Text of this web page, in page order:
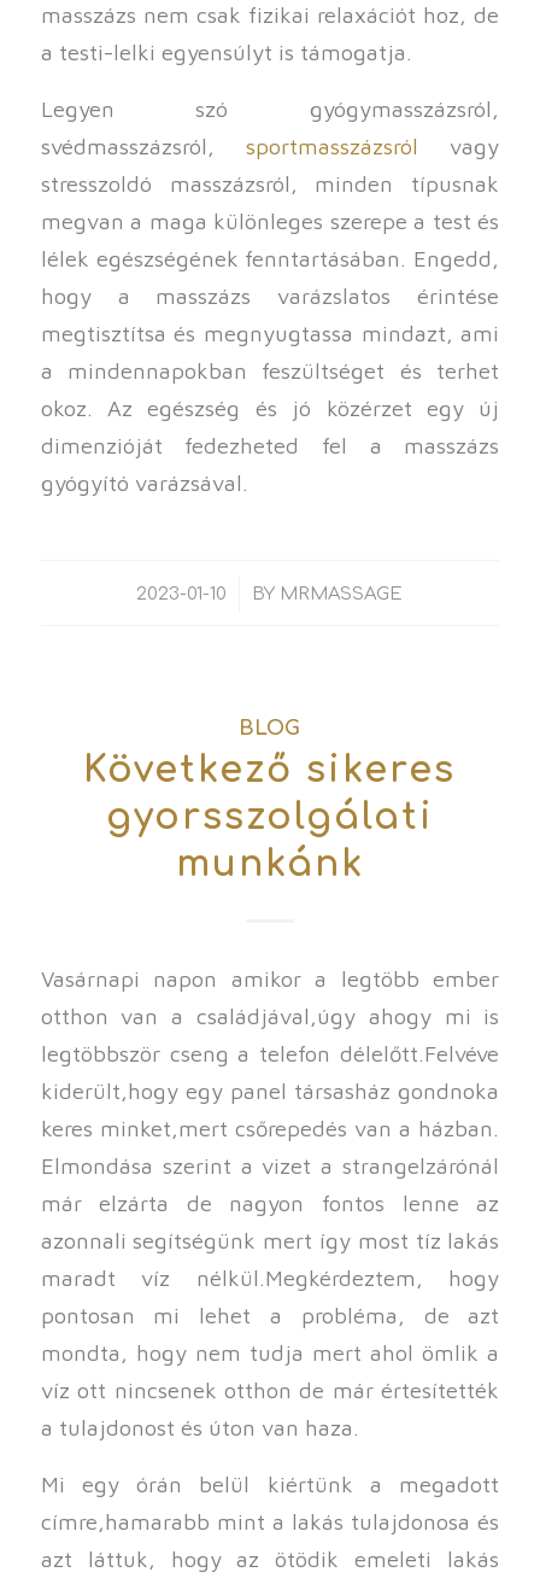
masszázs nem csak fizikai relaxációt hoz, de
a testi-lelki egyensúlyt is támogatja.
Legyen szó gyógymasszázsról,
svédmasszázsról, sportmasszázsról vagy
stresszoldó masszázsról, minden típusnak
megvan a maga különleges szerepe a test és
lélek egészségének fenntartásában. Engedd,
hogy a masszázs varázslatos érintése
megtisztítsa és megnyugtassa mindazt, ami
a mindennapokban feszültséget és terhet
okoz. Az egészség és jó közérzet egy új
dimenzióját fedezheted fel a masszázs
gyógyító varázsával.
2023-01-10
/ BY MRMASSAGE
BLOG
Következő sikeres
gyorsszolgálati
munkánk
Vasárnapi napon amikor a legtöbb ember
otthon van a családjával,úgy ahogy mi is
legtöbbször cseng a telefon délelőtt.Felvéve
kiderült,hogy egy panel társasház gondnoka
keres minket,mert csőrepedés van a házban.
Elmondása szerint a vizet a strangelzárónál
már elzárta de nagyon fontos lenne az
azonnali segítségünk mert így most tíz lakás
maradt víz nélkül.Megkérdeztem, hogy
pontosan mi lehet a probléma, de azt
mondta, hogy nem tudja mert ahol ömlik a
víz ott nincsenek otthon de már értesítették
a tulajdonost és úton van haza.
Mi egy órán belül kiértünk a megadott
címre,hamarabb mint a lakás tulajdonosa és
azt láttuk, hogy az ötödik emeleti lakás